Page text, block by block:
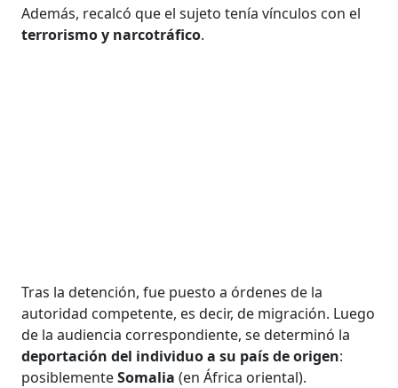
Además, recalcó que el sujeto tenía vínculos con el
terrorismo y narcotráfico.
Tras la detención, fue puesto a órdenes de la
autoridad competente, es decir, de migración. Luego
de la audiencia correspondiente, se determinó la
deportación del individuo a su país de origen:
posiblementeSomalia(en África oriental).